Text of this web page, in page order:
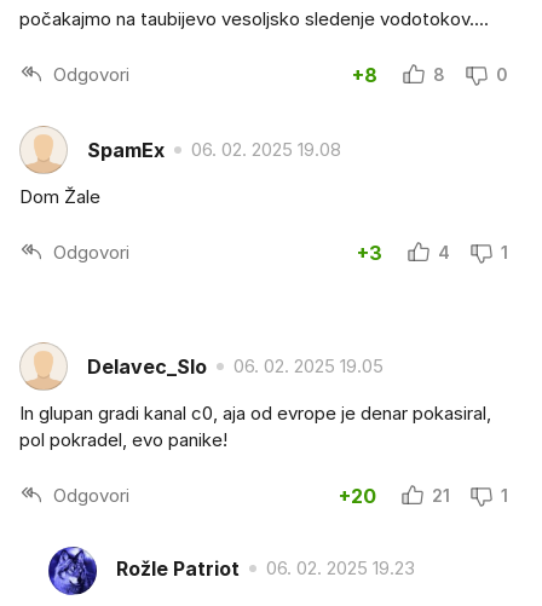
počakajmo na taubijevo vesoljsko sledenje vodotokov....
Odgovori +8 8 0
SpamEx 06. 02. 2025 19.08
Dom Žale
Odgovori +3 4 1
Delavec_Slo 06. 02. 2025 19.05
In glupan gradi kanal c0, aja od evrope je denar pokasiral,
pol pokradel, evo panike!
Odgovori +20 21 1
Rožle Patriot 06. 02. 2025 19.23